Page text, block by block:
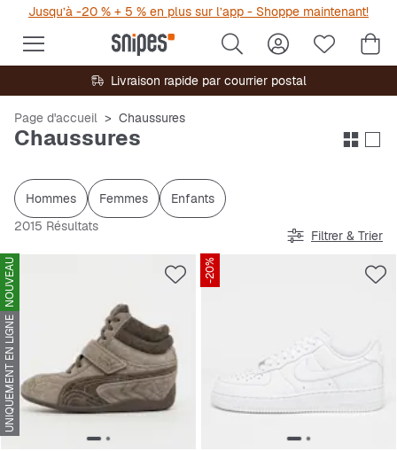
Jusqu’à -20 % + 5 % en plus sur l’app - Shoppe maintenant!
Livraison rapide par courrier postal
Page d'accueil Chaussures
Chaussures
Hommes Femmes
Enfants
2015 Résultats
Filtrer & Trier
NOUVEAU
UNIQUEMENT EN LIGNE
-20%